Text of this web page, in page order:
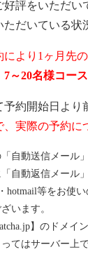
評をいただい
だいている状
より1ヶ月先
7～20名様コー
約開始日より
実際の予約に
自動送信メール
自動返信メール
hotmail等をお使
います。
】のドメイ
てはサーバー上